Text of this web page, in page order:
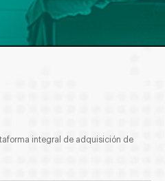
integral de adquisición de